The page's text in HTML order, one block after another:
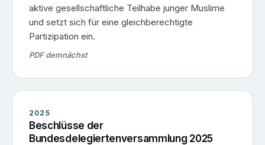
aktive gesellschaftliche Teilhabe junger Muslime
und setzt sich für eine gleichberechtigte
Partizipation ein.
PDF demnächst
2025
Beschlüsse der
Bundesdelegiertenversammlung 2025